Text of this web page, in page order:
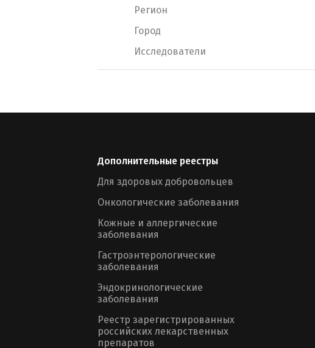
Регион
Город
Исследователи
Дополнительные реестры
Для здоровых добровольцев
Онкологические заболевания
Кожные и аллергические
заболевания
Гастроэнтерологические
заболевания
Эндокринологические
заболевания
Реестр зарегистрированных
российских лекарственных
препаратов